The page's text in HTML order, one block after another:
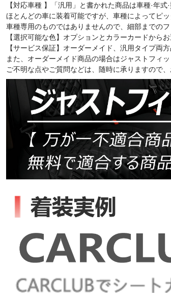
【対応車種 】「汎用」と書かれた商品は車種·年
ほとんどの車に装着可能ですが、車種によってピ
車種専用のものではありませんので、細部までの
【選択可能な色】オプションとカラーカードからお
【サービス保証】オーダーメイド、汎用タイプ両
また、オーダーメイド商品の場合はジャストフィ
ご不明な点やご質問などは、随時に承りますので